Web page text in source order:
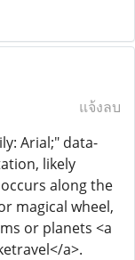
แจ้งลบ
Arial;" data-
likely
along the
magical wheel,
or planets <a
a>.